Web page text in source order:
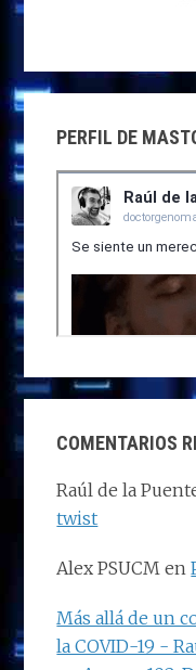
PERFIL DE
COMENTARIOS
Raúl de la
twist
Alex PSUCM en
Más allá de un
la COVID-19 -